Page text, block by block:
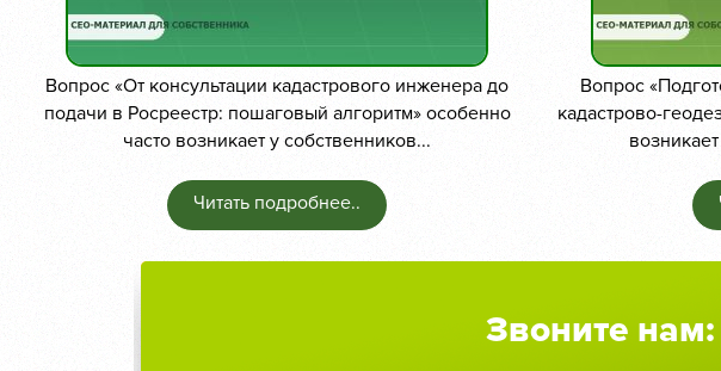
Вопрос «От консультации кадастрового инженера до
подачи в Росреестр: пошаговый алгоритм» особенно
часто возникает у собственников...
Читать подробнее..
Вопрос
кадастрово-
Звоните нам: